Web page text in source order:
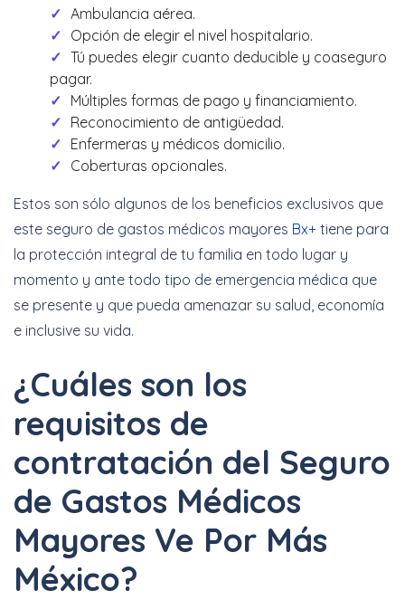
Ambulancia aérea.
Opción de elegir el nivel hospitalario.
Tú puedes elegir cuanto deducible y coaseguro
pagar.
Múltiples formas de pago y financiamiento.
Reconocimiento de antigüedad.
Enfermeras y médicos domicilio.
Coberturas opcionales.
Estos son sólo algunos de los beneficios exclusivos que
este seguro de gastos médicos mayores Bx+ tiene para
la protección integral de tu familia en todo lugar y
momento y ante todo tipo de emergencia médica que
se presente y que pueda amenazar su salud, economía
e inclusive su vida.
¿Cuáles son los
requisitos de
contratación del Seguro
de Gastos Médicos
Mayores Ve Por Más
México?